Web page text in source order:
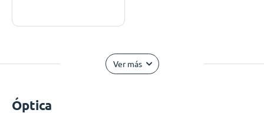
Ver más
Óptica